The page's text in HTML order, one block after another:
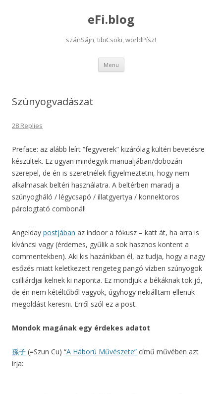
eFi.blog
szánSájn, tibiCsoki, wörldPísz!
Menu Skip
content
Szúnyogvadászat
28 Replies
Preface: az alább leírt “fegyverek” kizárólag kültéri bevetésre
készültek. Ez ugyan mindegyik manualjában/dobozán
szerepel, de én is szeretnélek figyelmeztetni, hogy nem
alkalmasak beltéri használatra. A beltérben maradj a
szúnyogháló / légycsapó / illatgyertya / konnektoros
párologtató combonál!
Angelday postjában az indoor a fókusz – katt át, ha arra is
kíváncsi vagy (érdemes, gyűlik a sok hasznos kontent a
commentekben). Aki kis hazánkban él, az tudja, hogy a nagy
esőzés miatt keletkezett rengeteg pangó vízben szúnyogok
csilliárdjai kelnek ki naponta. Ez mondjuk a békáknak tök jó,
de én nem kétéltűből vagyok, úgyhogy nekiálltam ellenük
megoldást keresni. Erről szól ez a post.
Mondok magának egy érdekes adatot
孫子 (=Szun Cu) “A Háború Művészete” című művében azt
írja: